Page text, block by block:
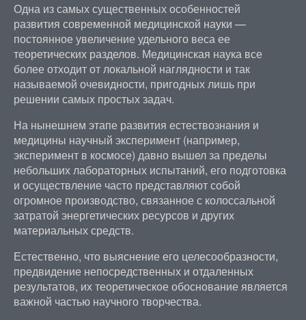
Одна из самых существенных особенностей
развития современной медицинской науки —
постоянное увеличение удельного веса ее
теоретических разделов. Медицинская наука все
более отходит от локальной наглядности и так
называемой очевидности, пригодных лишь при
решении самых простых задач.
На нынешнем этапе развития естествознания и
медицины научный эксперимент (например,
эксперимент в космосе) давно вышел за пределы
небольших лабораторных испытаний, его подготовка
и осуществление часто представляют собой
огромное производство, связанное с колоссальной
затратой энергетических ресурсов и других
материальных средств.
Естественно, что выяснение его целесообразности,
предвидение непосредственных и отдаленных
результатов, их теоретическое обоснование является
важной частью научного творчества.